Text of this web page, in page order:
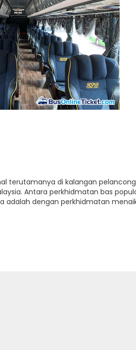
terutamanya di kalangan
Antara perkhidmatan bas
adalah dengan perkhidmatan